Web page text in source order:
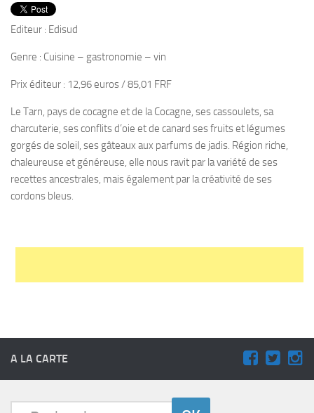
Sauces
Editeur : Edisud
Genre : Cuisine – gastronomie – vin
Prix éditeur : 12,96 euros / 85,01 FRF
Le Tarn, pays de cocagne et de la Cocagne, ses cassoulets, sa
charcuterie, ses conflits d’oie et de canard ses fruits et légumes
gorgés de soleil, ses gâteaux aux parfums de jadis. Région riche,
chaleureuse et généreuse, elle nous ravit par la variété de ses
recettes ancestrales, mais également par la créativité de ses
cordons bleus.
A LA CARTE